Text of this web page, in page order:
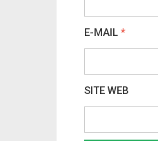
E-MAIL *
SITE WEB